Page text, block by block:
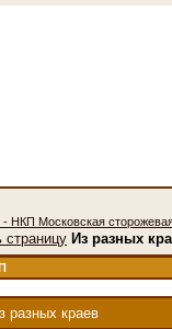
НКП Московская
Из разных
разных краев